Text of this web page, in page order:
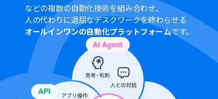
■注意事項
Notion、SerpApiのそれぞれとYoomを連携してくださ
い。
検索の際は複数のキーワードを組み合わせることで、比較
的正確な情報を取得することが可能です。
などの複数の自動化技術を組み合わせ、
人の代わりに退屈なデスクワークを終わらせる
オールインワンの自動化プラットフォームです。